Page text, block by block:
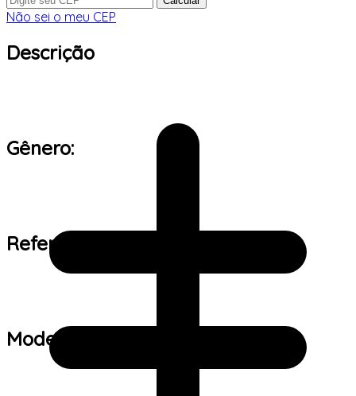
Não sei o meu CEP
Descrição
Gênero:
Referência de tamanho:
Modelo: